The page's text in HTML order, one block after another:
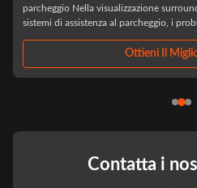
parcheggio Nella visualizzazione
sistemi di assistenza al parcheggio, i
allineamento spaziale vengono spesso
Ottieni Il
Contatta i